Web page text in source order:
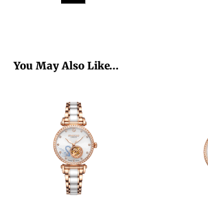
You May Also Like…